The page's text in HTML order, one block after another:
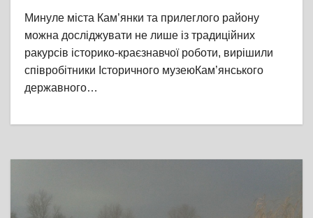
Минуле міста Кам’янки та прилеглого району
можна досліджувати не лише із традиційних
ракурсів історико-краєзнавчої роботи, вирішили
співробітники Історичного музеюКам’янського
державного…